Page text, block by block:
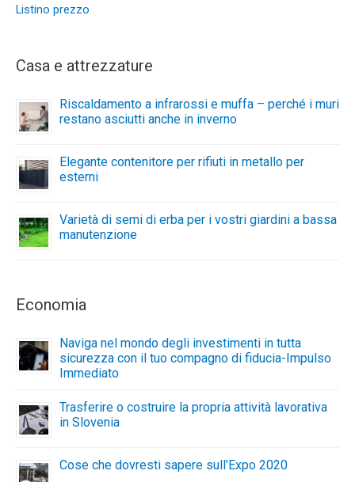
Listino prezzo
Casa e attrezzature
Riscaldamento a infrarossi e muffa – perché i muri
restano asciutti anche in inverno
Elegante contenitore per rifiuti in metallo per
esterni
Varietà di semi di erba per i vostri giardini a bassa
manutenzione
Economia
Naviga nel mondo degli investimenti in tutta
sicurezza con il tuo compagno di fiducia-Impulso
Immediato
Trasferire o costruire la propria attività lavorativa
in Slovenia
Cose che dovresti sapere sull’Expo 2020